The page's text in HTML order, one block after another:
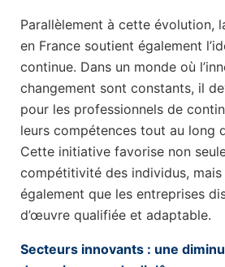
Parallèlement à cette évolution,
en France soutient également
continue. Dans un monde où
changement sont constants, il
pour les professionnels de
leurs compétences tout au long
Cette initiative favorise non
compétitivité des individus, mais
également que les entreprises
d’œuvre qualifiée et adaptable.
Secteurs innovants : une